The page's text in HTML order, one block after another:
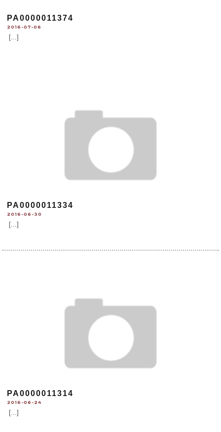
PA0000011374
2016-07-06
[...]
PA0000011334
2016-06-30
[...]
PA0000011314
2016-06-24
[...]